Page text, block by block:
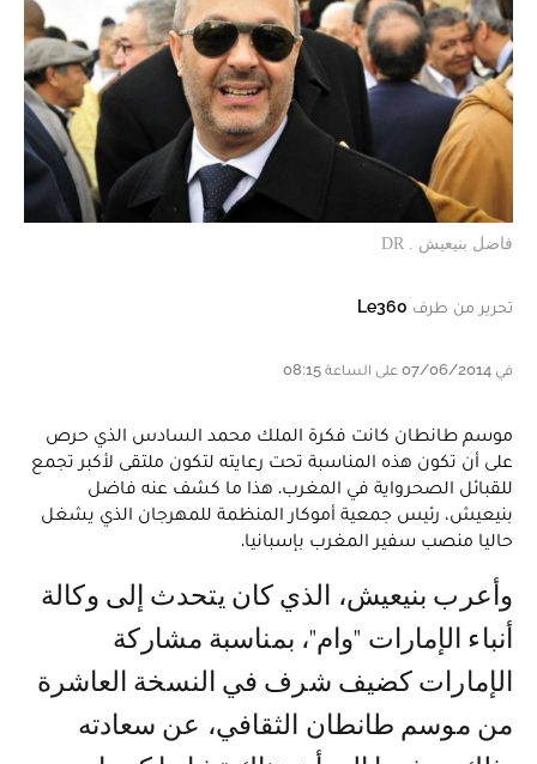
فاضل بنيعيش . DR
تحرير من طرف Le360
في 07/06/2014 على الساعة 08:15
موسم طانطان كانت فكرة الملك محمد السادس الذي حرص
على أن تكون هذه المناسبة تحت رعايته لتكون ملتقى لأكبر تجمع
للقبائل الصحرواية في المغرب. هذا ما كشف عنه فاضل
بنيعيش، رئيس جمعية أموكار المنظمة للمهرجان الذي يشغل
حاليا منصب سفير المغرب بإسبانيا.
وأعرب بنيعيش، الذي كان يتحدث إلى وكالة
أنباء الإمارات "وام"، بمناسبة مشاركة
الإمارات كضيف شرف في النسخة العاشرة
من موسم طانطان الثقافي، عن سعادته